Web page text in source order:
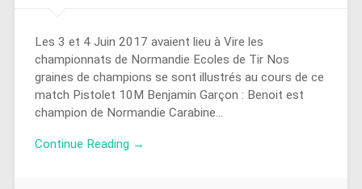
Les 3 et 4 Juin 2017 avaient lieu à Vire les
championnats de Normandie Ecoles de Tir Nos
graines de champions se sont illustrés au cours de ce
match Pistolet 10M Benjamin Garçon : Benoit est
champion de Normandie Carabine…
Continue Reading →